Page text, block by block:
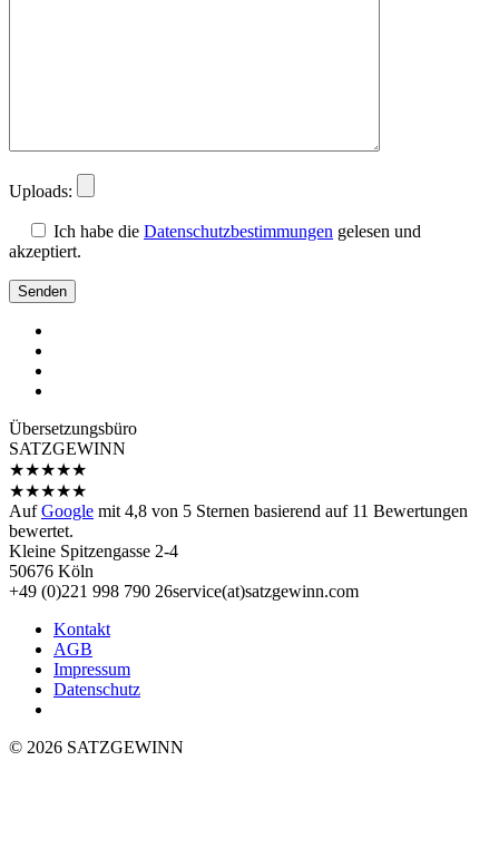
Uploads:
Ich habe die Datenschutzbestimmungen gelesen und
akzeptiert.
Übersetzungs­büro
SATZGEWINN
★★★★★
★★★★★
AufGoogle mit 4,8 von 5 Sternen basierend auf 11 Bewertungen
bewertet.
Kleine Spitzengasse 2-4
50676 Köln
+49 (0)221 998 790 26service(at)satz­gewinn.com
Kontakt
AGB
Impressum
Datenschutz
© 2026 SATZGEWINN